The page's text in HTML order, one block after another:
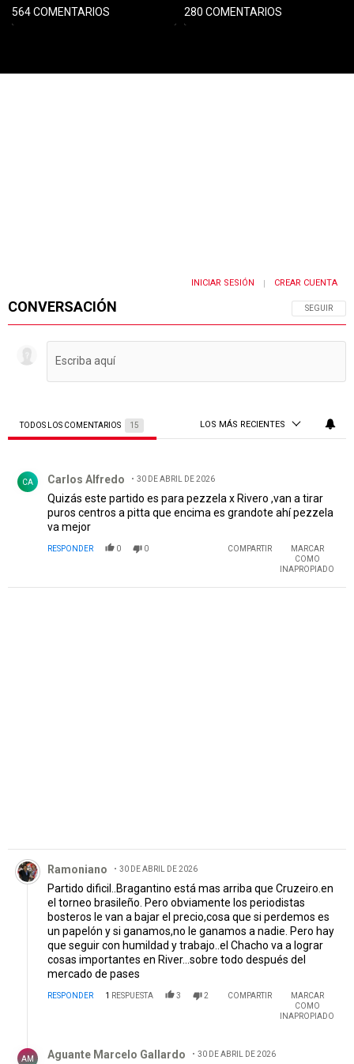
564 COMENTARIOS 280 COMENTARIOS
CONVERSACIÓN SIGA ESTA
SEGUIR
INICIAR SESIÓN CREAR CUENTA
TODOS LOS COMENTARIOS 15 LOS MÁS RECIENTES
CA Carlos Alfredo 30 DE ABRIL DE 2026
Quizás este partido es para pezzela x Rivero ,van a tirar
puros centros a pitta que encima es grandote ahí pezzela
va mejor
RESPONDER 0 0 COMPARTIR
MARCAR
COMO
INAPROPIADO
Comentario de Ramoniano.
Ramoniano 30 DE ABRIL DE 2026
Partido dificil..Bragantino está mas arriba que Cruzeiro.en
el torneo brasileño. Pero obviamente los periodistas
bosteros le van a bajar el precio,cosa que si perdemos es
un papelón y si ganamos,no le ganamos a nadie. Pero hay
que seguir con humildad y trabajo..el Chacho va a lograr
cosas importantes en River...sobre todo después del
mercado de pases
RESPONDER 1 RESPUESTA 3 2 COMPARTIR
MARCAR
COMO
INAPROPIADO
AM Aguante Marcelo Gallardo
30 DE ABRIL DE 2026